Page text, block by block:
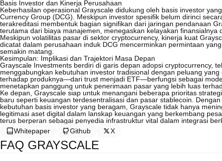
Basis Investor dan Kinerja Perusahaan
Keberhasilan operasional Grayscale didukung oleh basis investor
Currency Group (DCG). Meskipun investor spesifik belum dirinci
terakreditasi membentuk bagian signifikan dari jaringan pendanaan
terutama dari biaya manajemen, menegaskan kelayakan
Meskipun volatilitas pasar di sektor cryptocurrency, kinerja kuat
dicatat dalam perusahaan induk DCG mencerminkan permintaan
semakin matang.
Kesimpulan: Implikasi dan Trajektori Masa Depan
Grayscale Investments berdiri di garis depan adopsi cryptocurrency,
menggabungkan kebutuhan investor tradisional dengan peluang
terhadap produknya—dari trust menjadi ETF—berfungsi sebagai
menetapkan panggung untuk penerimaan pasar yang lebih luas
Ke depan, Grayscale siap untuk menangani beberapa prioritas
baru seperti keuangan terdesentralisasi dan pasar stablecoin.
kebutuhan basis investor yang beragam, Grayscale tidak hanya
legitimasi aset digital dalam lanskap keuangan yang berkembang
terus berperan sebagai penyedia infrastruktur vital dalam integrasi
Whitepaper
Github X
FAQ GRAYSCALE